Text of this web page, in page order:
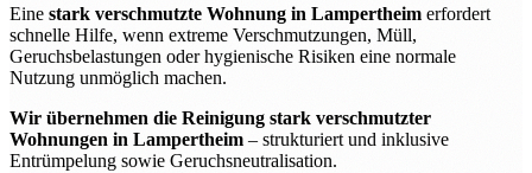
Eine stark verschmutzte Wohnung in Lampertheim erfordert
schnelle Hilfe, wenn extreme Verschmutzungen, Müll,
Geruchsbelastungen oder hygienische Risiken eine normale
Nutzung unmöglich machen.
Wir übernehmen die Reinigung stark verschmutzter
Wohnungen in Lampertheim– strukturiert und inklusive
Entrümpelung sowie Geruchsneutralisation.